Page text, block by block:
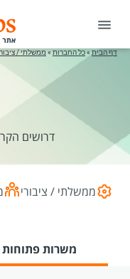
דף הבית »כל החברות » ממשלתי /
דרושים
ממשלתי / ציבורי
משרות פתוחות